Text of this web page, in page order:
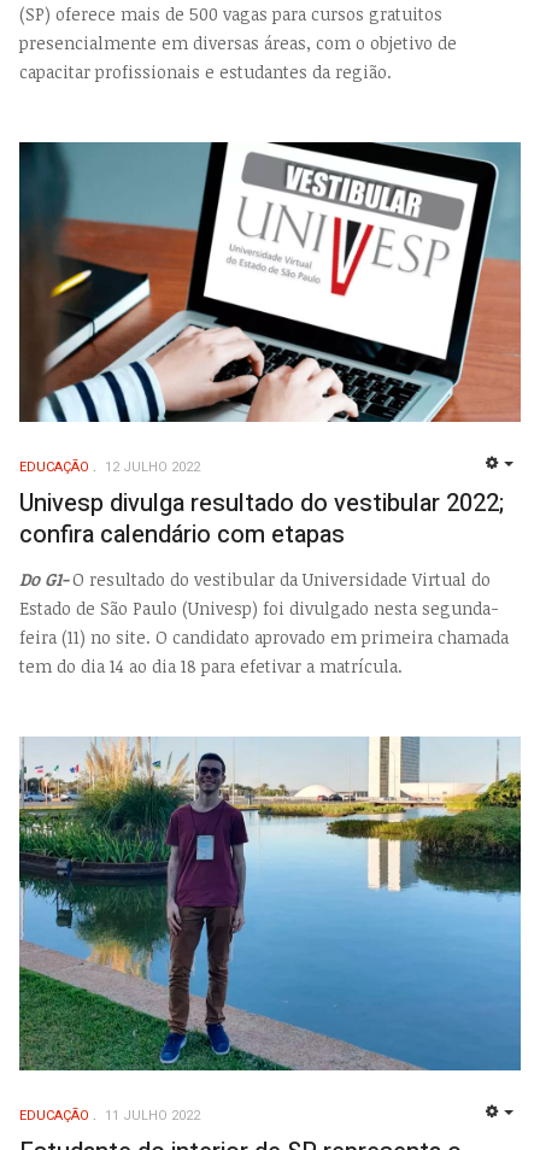
(SP) oferece mais de 500 vagas para cursos gratuitos
presencialmente em diversas áreas, com o objetivo de
capacitar profissionais e estudantes da região.
EDUCAÇÃO 12 JULHO 2022
Univesp divulga resultado do vestibular 2022;
confira calendário com etapas
Do G1- O resultado do vestibular da Universidade Virtual do
Estado de São Paulo (Univesp) foi divulgado nesta segunda-
feira (11) no site. O candidato aprovado em primeira chamada
tem do dia 14 ao dia 18 para efetivar a matrícula.
EDUCAÇÃO 11 JULHO 2022